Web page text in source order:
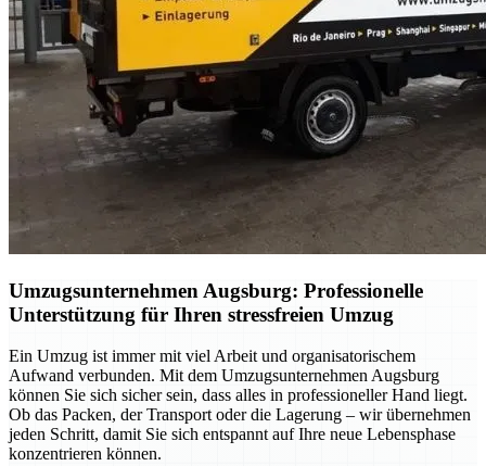
Umzugsunternehmen Augsburg: Professionelle
Unterstützung für Ihren stressfreien Umzug
Ein Umzug ist immer mit viel Arbeit und organisatorischem
Aufwand verbunden. Mit dem Umzugsunternehmen Augsburg
können Sie sich sicher sein, dass alles in professioneller Hand liegt.
Ob das Packen, der Transport oder die Lagerung – wir übernehmen
jeden Schritt, damit Sie sich entspannt auf Ihre neue Lebensphase
konzentrieren können.